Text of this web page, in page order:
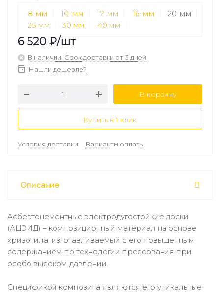
8 мм
10 мм 12 мм 16 мм
20 мм
25 мм
30 мм 40 мм
6 520 ₽/шт
В наличии. Срок доставки от 3 дней
Нашли дешевле?
В корзину
Купить в 1 клик
Условия доставки Варианты оплаты
Описание
Асбестоцементные электродугостойкие доски
(АЦЭИД) – композиционный материал на основе
хризотила, изготавливаемый с его повышенным
содержанием по технологии прессования при
особо высоком давлении.
Спецификой композита являются его уникальные